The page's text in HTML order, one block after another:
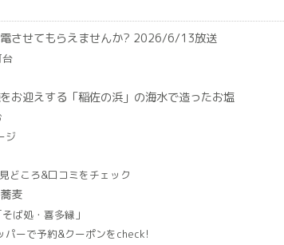
電させてもらえませんか? 2026/6/13放送
台
お迎えする「稲佐の浜」の海水で造ったお塩
ジ
どころ&口コミをチェック
麦
ば処・喜多縁」
パーで予約&クーポンをcheck!